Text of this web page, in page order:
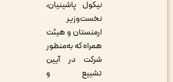
نیکول پاشینیان،
نخست‌وزیر
ارمنستان و هیئت
همراه که به‌منظور
شرکت در آیین
تشییع و